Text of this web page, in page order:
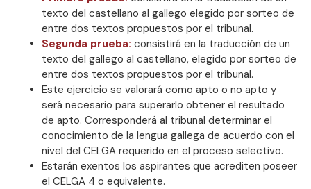
texto del castellano al gallego elegido por sorteo de
entre dos textos propuestos por el tribunal.
Segunda prueba: consistirá en la traducción de un
texto del gallego al castellano, elegido por sorteo de
entre dos textos propuestos por el tribunal.
Este ejercicio se valorará como apto o no apto y
será necesario para superarlo obtener el resultado
de apto. Corresponderá al tribunal determinar el
conocimiento de la lengua gallega de acuerdo con el
nivel del CELGA requerido en el proceso selectivo.
Estarán exentos los aspirantes que acrediten poseer
el CELGA 4 o equivalente.